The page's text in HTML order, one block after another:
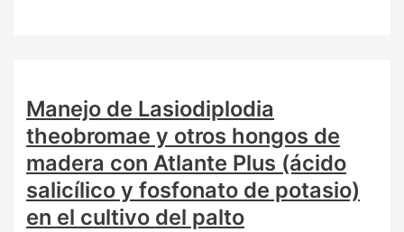
Manejo de Lasiodiplodia
theobromae y otros hongos de
madera con Atlante Plus (ácido
salicílico y fosfonato de potasio)
en el cultivo del palto